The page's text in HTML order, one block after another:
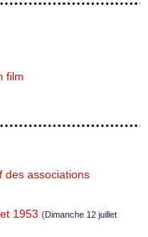
film
des associations
1953 (Dimanche 12 juillet